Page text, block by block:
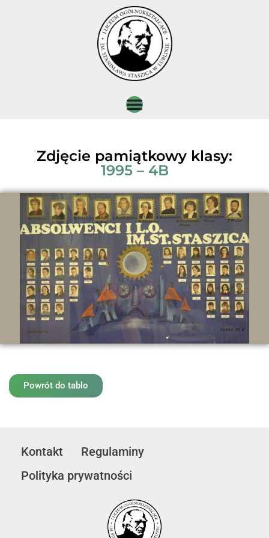
Zdjęcie pamiątkowy klasy:
1995 – 4B
Powrót do tablo
Kontakt
Regulaminy
Polityka prywatności